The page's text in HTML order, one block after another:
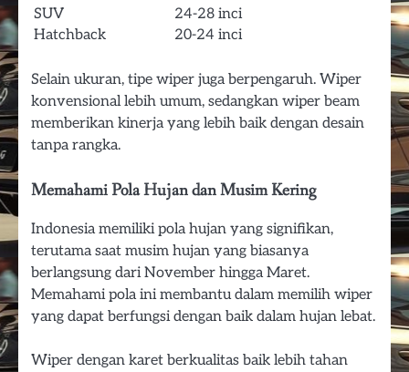
SUV
24-28 inci
Hatchback
20-24 inci
Selain ukuran, tipe wiper juga berpengaruh. Wiper
konvensional lebih umum, sedangkan wiper beam
memberikan kinerja yang lebih baik dengan desain
tanpa rangka.
Memahami Pola Hujan dan Musim Kering
Indonesia memiliki pola hujan yang signifikan,
terutama saat musim hujan yang biasanya
berlangsung dari November hingga Maret.
Memahami pola ini membantu dalam memilih wiper
yang dapat berfungsi dengan baik dalam hujan lebat.
Wiper dengan karet berkualitas baik lebih tahan